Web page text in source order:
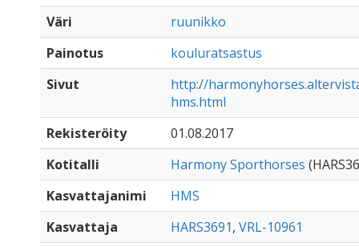
Väri
ruunikko
Painotus
kouluratsastus
Sivut
http://
hms.html
Rekisteröity
01.08.2017
Kotitalli
Harmony Sporthorses
Kasvattajanimi
HMS
Kasvattaja
HARS3691, VRL-10961